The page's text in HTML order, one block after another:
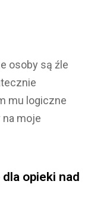
osoby są źle
mu logiczne
na moje
opieki nad